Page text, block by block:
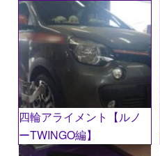
コメント
四輪アライメント【ルノ
ーTWINGO編】